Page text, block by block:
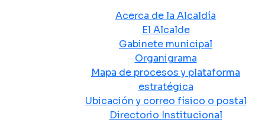
Acerca de la Alcaldía
El Alcalde
Gabinete municipal
Organigrama
Mapa de procesos y plataforma
estratégica
Ubicación y correo físico o postal
Directorio Institucional